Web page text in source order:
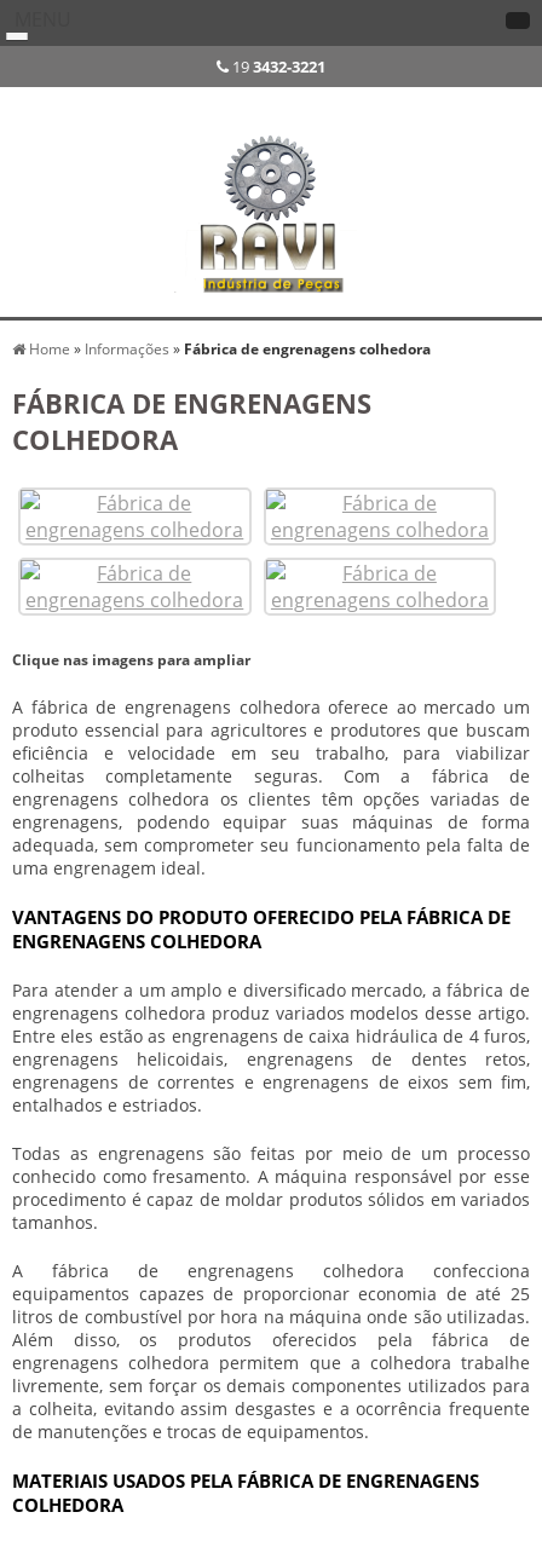
193432-3221
Home » Informações » Fábrica de engrenagens colhedora
FÁBRICA DE ENGRENAGENS
COLHEDORA
Clique nas imagens para ampliar
A fábrica de engrenagens colhedora oferece ao mercado um
produto essencial para agricultores e produtores que buscam
eficiência e velocidade em seu trabalho, para viabilizar
colheitas completamente seguras. Com a fábrica de
engrenagens colhedora os clientes têm opções variadas de
engrenagens, podendo equipar suas máquinas de forma
adequada, sem comprometer seu funcionamento pela falta de
uma engrenagem ideal.
VANTAGENS DO PRODUTO OFERECIDO PELA FÁBRICA DE
ENGRENAGENS COLHEDORA
Para atender a um amplo e diversificado mercado, afábrica de
engrenagens colhedora produz variados modelos desse artigo.
Entre eles estão as engrenagens de caixa hidráulica de 4 furos,
engrenagens helicoidais, engrenagens de dentes retos,
engrenagens de correntes e engrenagens de eixos sem fim,
entalhados e estriados.
Todas as engrenagens são feitas por meio de um processo
conhecido como fresamento. A máquina responsável por esse
procedimento é capaz de moldar produtos sólidos em variados
tamanhos.
A fábrica de engrenagens colhedora confecciona
equipamentos capazes de proporcionar economia de até 25
litros de combustível por hora na máquina onde são utilizadas.
Além disso, os produtos oferecidos pelafábrica de
engrenagens colhedora permitem que a colhedora trabalhe
livremente, sem forçar os demais componentes utilizados para
a colheita, evitando assim desgastes e a ocorrência frequente
de manutenções e trocas de equipamentos.
MATERIAIS USADOS PELA FÁBRICA DE ENGRENAGENS
COLHEDORA